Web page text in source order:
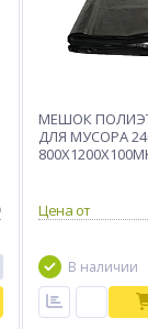
МЕШОК
ДЛЯ МУСОРА
Цена от
В наличии